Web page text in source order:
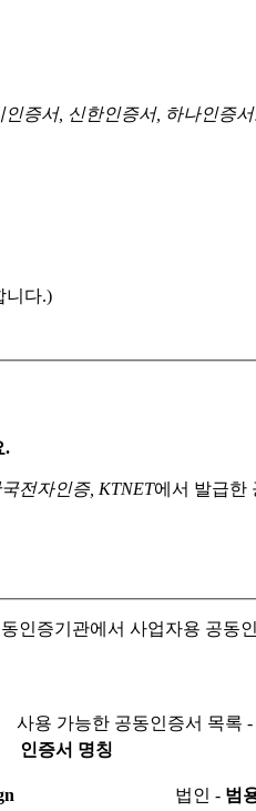
인증서, 신한인증서, 하나인증서
니다.)
.
전자인증, KTNET에서 발급한
인증기관에서 사업자용 공동
사용 가능한 공동인증서 목록
인증서 명칭
법인 - 범